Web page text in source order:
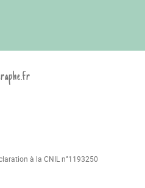
à la CNIL n°1193250